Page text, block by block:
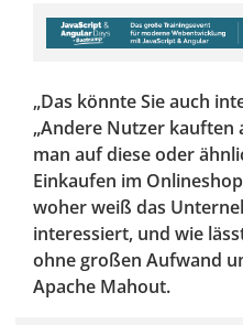
„Das könnte Sie auch
„Andere Nutzer
man auf diese oder
Einkaufen im
woher weiß das
interessiert, und wie
ohne großen Aufwand
Apache Mahout.